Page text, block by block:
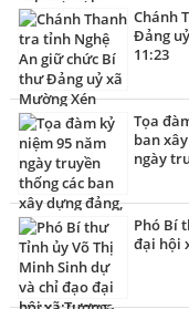
Chánh
Đảng
11:23
Tọa
ban
ngày
Phó Bí
đại hội